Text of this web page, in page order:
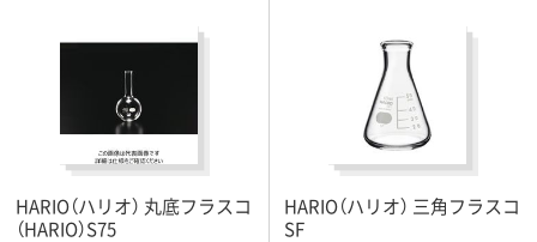
HARIO（ハリオ） 丸底フラスコ
（HARIO）S75
HARIO（ハリオ） 三角フラスコ
SF